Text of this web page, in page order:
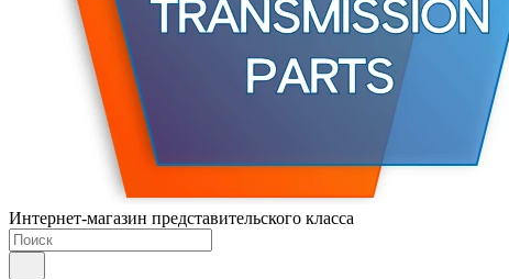
Интернет-магазин представительского класса